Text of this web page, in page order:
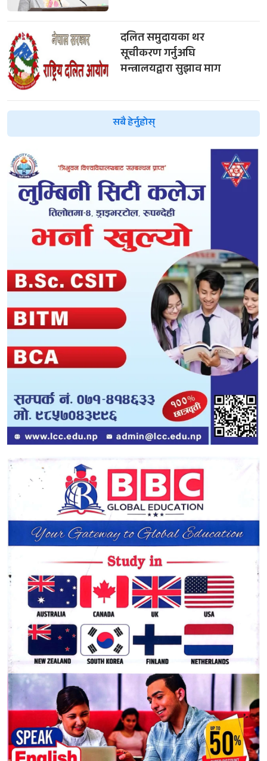
दलित समुदायका थर
सूचीकरण गर्नुअघि
मन्त्रालयद्वारा सुझाव माग
सबै हेर्नुहोस्